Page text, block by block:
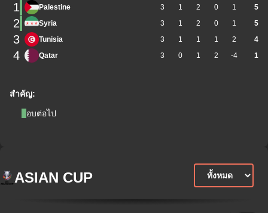
สำคัญ:
รอบต่อไป
1 Palestine 3 1 2 0 1 5
2 Syria 3 1 2 0 1 5
3 Tunisia 3 1 1 1 2 4
4 Qatar 3 0 1 2 -4 1
ASIAN CUP